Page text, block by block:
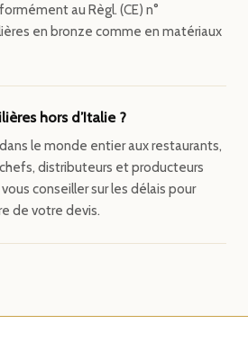
au Règl. (CE) n°
en bronze comme en matériaux
hors d’Italie ?
le monde entier aux restaurants,
distributeurs et producteurs
conseiller sur les délais pour
de votre devis.